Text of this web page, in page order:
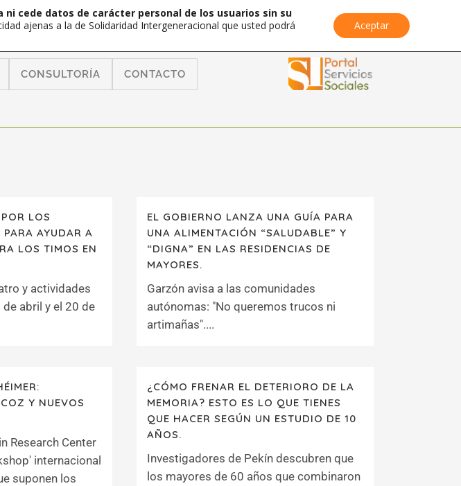
CONSULTORÍA CONTACTO
LOS
PARA AYUDAR A
LOS TIMOS EN
y actividades
abril y el 20 de
EL GOBIERNO LANZA UNA GUÍA PARA
UNA ALIMENTACIÓN “SALUDABLE” Y
“DIGNA” EN LAS RESIDENCIAS DE
MAYORES.
Garzón avisa a las comunidades
autónomas: "No queremos trucos ni
artimañas"....
Y NUEVOS
Research Center
internacional
suponen los
¿CÓMO FRENAR EL DETERIORO DE LA
MEMORIA? ESTO ES LO QUE TIENES
QUE HACER SEGÚN UN ESTUDIO DE 10
AÑOS.
Investigadores de Pekín descubren que
los mayores de 60 años que combinaron
cede datos de carácter personal de los usuarios sin su
ajenas a la de Solidaridad Intergeneracional que usted podrá
Aceptar